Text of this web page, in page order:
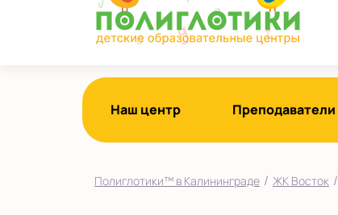
Показать на карте
Выбрать другой город
Наш центр Преподаватели
Полиглотики™ в Калининграде / ЖК Восток /